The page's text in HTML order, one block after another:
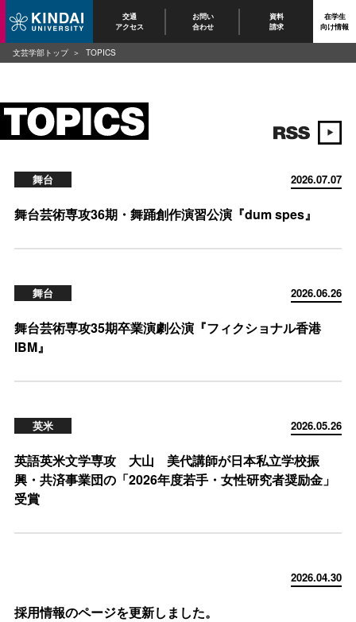
交通
アクセス
お問い
合わせ
資料
請求
在学生
向け情報
2026.07.07
舞台
舞台芸術専攻36期・舞踊創作演習公演『dum spes』
2026.06.26
舞台
舞台芸術専攻35期卒業演劇公演『フィクショナル香港
IBM』
2026.05.26
英米
英語英米文学専攻 大山 美代講師が日本私立学校振
興・共済事業団の「2026年度若手・女性研究者奨励金」
受賞
2026.04.30
採用情報のページを更新しました。
文芸学部トップ TOPICS